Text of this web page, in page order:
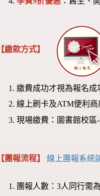
【繳款方式】
繳費成功才視為報名成
線上刷卡及ATM便利
現場繳費：圖書館校區
【團報流程】線上團報系統
團報人數：3人同行需